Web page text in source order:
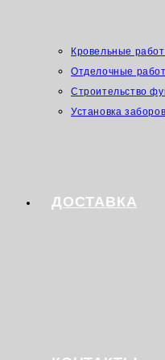
Кровельные
Отделочные
Строительство
Установка заборов
ДОСТАВКА